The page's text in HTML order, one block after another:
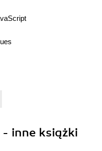
inne książki